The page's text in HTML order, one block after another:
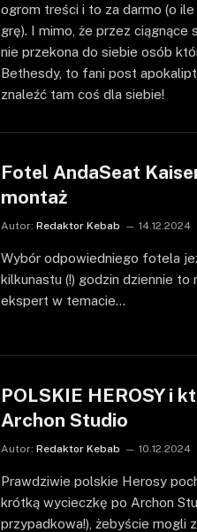
ogrom treści i to za darmo (o
grę). I mimo, że przez ciągnące
nie przekona do siebie osób
Bethesdy, to fani post
znaleźć tam coś dla siebie!
Fotel AndaSeat
montaż
Autor: Redaktor Kebab 14.12.2024
Wybór odpowiedniego fotela
kilkunastu (!) godzin dziennie
ekspert w temacie…
POLSKIE HEROSY i
Archon Studio
Autor: Redaktor Kebab 10.12.2024
Prawdziwie polskie Herosy
krótką wycieczkę po Archon
przypadkowa!), żebyście mogli